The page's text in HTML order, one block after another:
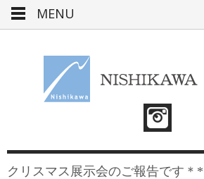
クリスマス展示会のご報告です＊*
MENU